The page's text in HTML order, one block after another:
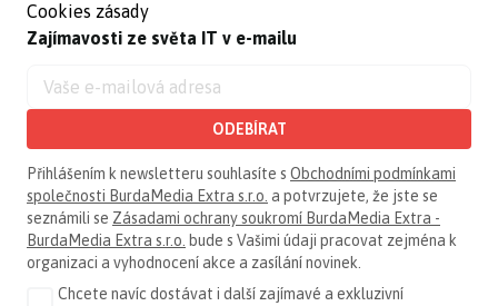
Cookies zásady
Zajímavosti ze světa IT v e-mailu
ODEBÍRAT
Přihlášením k newsletteru souhlasíte s Obchodními podmínkami
společnosti BurdaMedia Extra s.r.o. a potvrzujete, že jste se
seznámili se Zásadami ochrany soukromí BurdaMedia Extra -
BurdaMedia Extra s.r.o. bude s Vašimi údaji pracovat zejména k
organizaci a vyhodnocení akce a zasílání novinek.
Chcete navíc dostávat i další zajímavé a exkluzivní